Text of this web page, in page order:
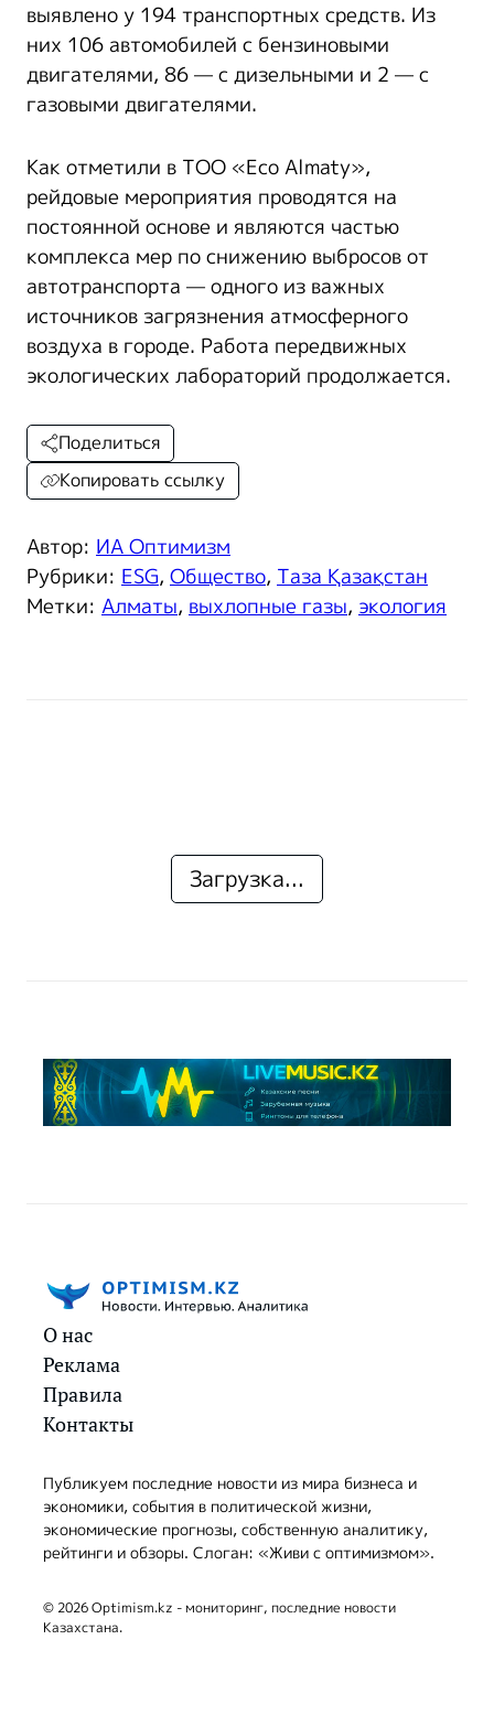
выявлено у 194 транспортных средств. Из
них 106 автомобилей с бензиновыми
двигателями, 86 — с дизельными и 2 — с
газовыми двигателями.
Как отметили в ТОО «Eco Almaty»,
рейдовые мероприятия проводятся на
постоянной основе и являются частью
комплекса мер по снижению выбросов от
автотранспорта — одного из важных
источников загрязнения атмосферного
воздуха в городе. Работа передвижных
экологических лабораторий продолжается.
Автор: ИА Оптимизм
Рубрики: ESG, Общество, Таза Қазақстан
Метки: Алматы, выхлопные газы, экология
Поделиться
Копировать ссылку
Загрузка...
О нас
Реклама
Правила
Контакты
Публикуем последние новости из мира бизнеса и
экономики, события в политической жизни,
экономические прогнозы, собственную аналитику,
рейтинги и обзоры. Слоган: «Живи с оптимизмом».
© 2026 Optimism.kz - мониторинг, последние новости
Казахстана.